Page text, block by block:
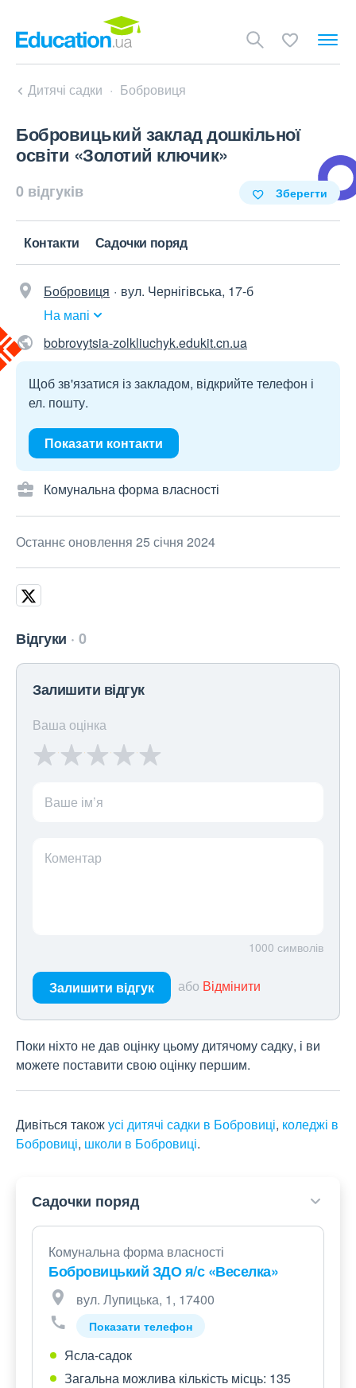
Дитячі садки Бобровиця
Бобровицький заклад дошкільної
освіти «Золотий ключик»
0 відгуків Зберегти
Контакти Садочки поряд
Бобровиця
вул. Чернігівська, 17-б
На мапі
bobrovytsia-zolkliuchyk.edukit.cn.ua
Щоб зв'язатися із закладом, відкрийте телефон і
ел. пошту.
Показати контакти
Комунальна форма власності
Останнє оновлення 25 січня 2024
Відгуки 0
Залишити відгук
Ваша оцінка
Ваше ім’я
Коментар
1000 символів
Залишити відгук або Відмінити
Поки ніхто не дав оцінку цьому дитячому садку, і ви
можете поставити свою оцінку першим.
Дивіться такожусі дитячі садки в Бобровиці, коледжі в
Бобровиці, школи в Бобровиці.
Садочки поряд
Комунальна форма власності
Бобровицький ЗДО я/с «Веселка»
вул. Лупицька, 1, 17400
Показати телефон
Ясла-садок
Загальна можлива кількість місць: 135